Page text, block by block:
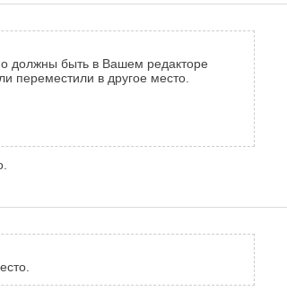
должны быть в Вашем редакторе
переместили в другое место.